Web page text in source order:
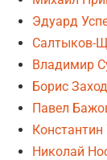
Эдуард
Салтыков-
Владимир
Борис
Павел
Николай